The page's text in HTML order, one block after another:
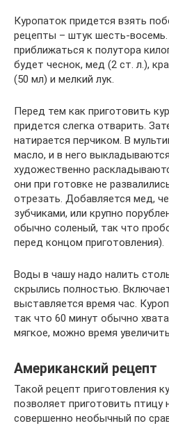
Куропаток придется взять
рецепты – штук шесть-
приближаться к полутора
будет чеснок, мед (2 ст. л.),
(50 мл) и мелкий лук.
Перед тем как приготовить
придется слегка отварить.
натирается перчиком. В
масло, и в него
художественно
они при готовке не
отрезать. Добавляется мед,
зубчиками, или крупно
обычно соленый, так что
перед концом приготовления).
Воды в чашу надо налить
скрылись полностью.
выставляется время час.
так что 60 минут обычно
мягкое, можно время
Американский рецепт
Такой рецепт приготовления
позволяет приготовить птицу
совершенно необычный по